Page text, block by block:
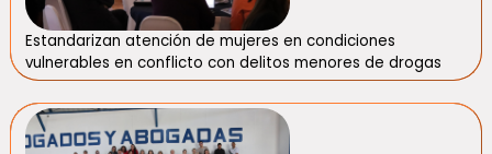
Estandarizan atención de mujeres en condiciones
vulnerables en conflicto con delitos menores de drogas